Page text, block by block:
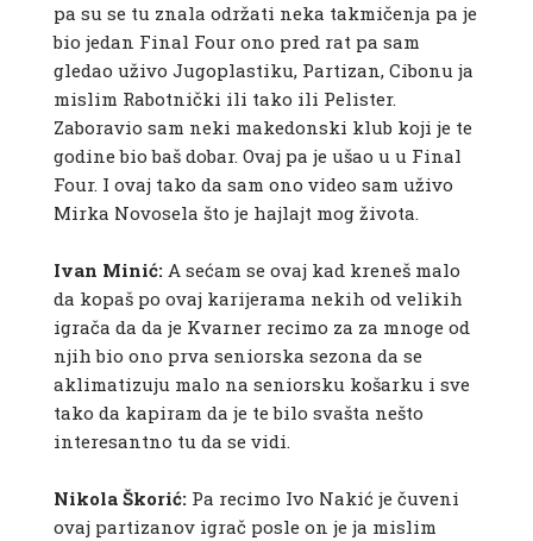
pa su se tu znala održati neka takmičenja pa je
bio jedan Final Four ono pred rat pa sam
gledao uživo Jugoplastiku, Partizan, Cibonu ja
mislim Rabotnički ili tako ili Pelister.
Zaboravio sam neki makedonski klub koji je te
godine bio baš dobar. Ovaj pa je ušao u u Final
Four. I ovaj tako da sam ono video sam uživo
Mirka Novosela što je hajlajt mog života.
Ivan Minić: A sećam se ovaj kad kreneš malo
da kopaš po ovaj karijerama nekih od velikih
igrača da da je Kvarner recimo za za mnoge od
njih bio ono prva seniorska sezona da se
aklimatizuju malo na seniorsku košarku i sve
tako da kapiram da je te bilo svašta nešto
interesantno tu da se vidi.
Nikola Škorić: Pa recimo Ivo Nakić je čuveni
ovaj partizanov igrač posle on je ja mislim